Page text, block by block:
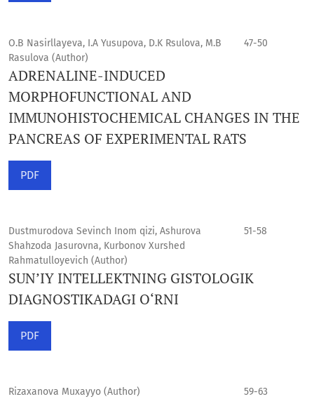
O.B Nasirllayeva, I.A Yusupova, D.K Rsulova, M.B
Rasulova (Author)
47-50
ADRENALINE-INDUCED
MORPHOFUNCTIONAL AND
IMMUNOHISTOCHEMICAL CHANGES IN THE
PANCREAS OF EXPERIMENTAL RATS
PDF
Dustmurodova Sevinch Inom qizi, Ashurova
Shahzoda Jasurovna, Kurbonov Xurshed
Rahmatulloyevich (Author)
51-58
SUN’IY INTELLEKTNING GISTOLOGIK
DIAGNOSTIKADAGI O‘RNI
PDF
Rizaxanova Muxayyo (Author) 59-63